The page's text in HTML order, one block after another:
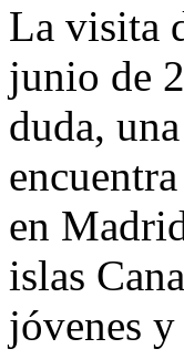
La visita
junio de
duda,
en
islas
jóvenes